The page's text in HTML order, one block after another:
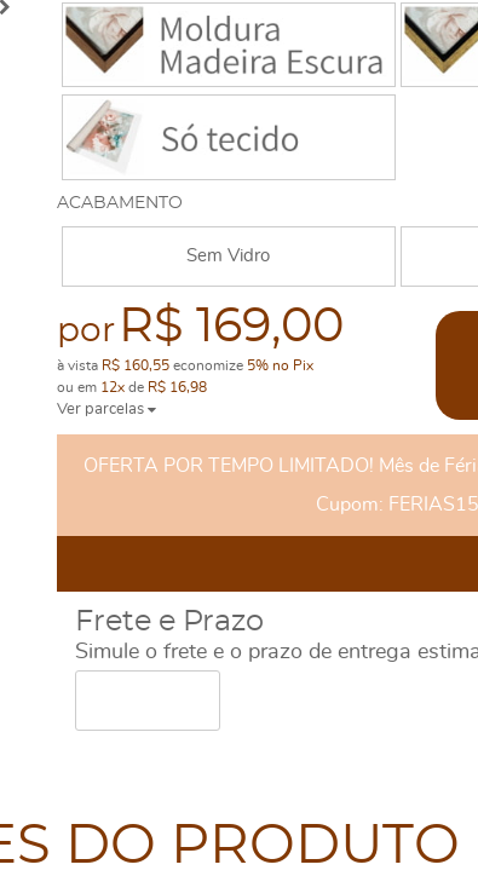
ACABAMENTO
Sem Vidro
por R$ 169,00
à vista R$ 160,55economize 5% no Pix
ou em 12xde R$ 16,98
Ver parcelas
OFERTA POR TEMPO LIMITADO! Mês de
Cupom: FERIAS15
Frete e Prazo
Simule o frete e o prazo de entrega
DO PRODUTO